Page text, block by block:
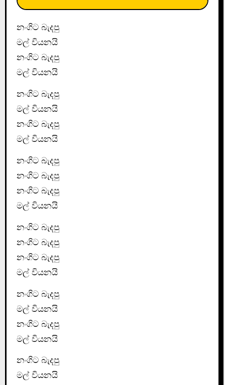
නංගිට බැදපු
මල් වියනයි
නංගිට බැදපු
මල් වියනයි
නංගිට බැදපු
මල් වියනයි
නංගිට බැදපු
මල් වියනයි
නංගිට බැදපු
නංගිට බැදපු
නංගිට බැදපු
මල් වියනයි
නංගිට බැදපු
නංගිට බැදපු
නංගිට බැදපු
මල් වියනයි
නංගිට බැදපු
මල් වියනයි
නංගිට බැදපු
මල් වියනයි
නංගිට බැදපු
මල් වියනයි